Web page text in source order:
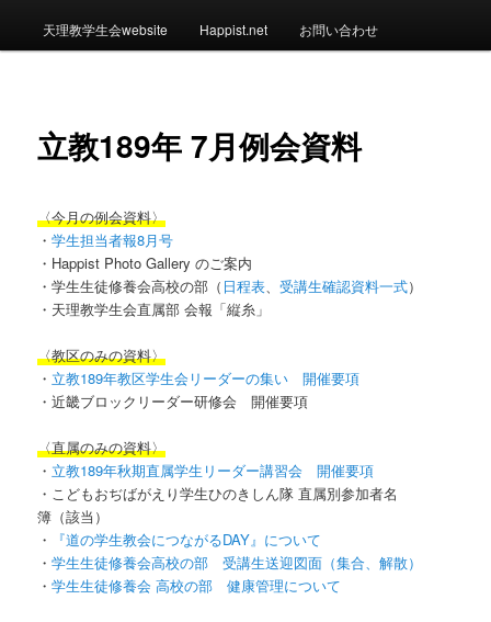
メ
イ
コ
テ
ン
ツ
へ
移
動
天理教学生会website Happist.net お問い合わせ
立教189年 7月例会資料
〈今月の例会資料〉
・学生担当者報8月号
・Happist Photo Gallery のご案内
・学生生徒修養会高校の部（ 日程表 、受講生確認資料一式）
・天理教学生会直属部 会報「縦糸」
〈教区のみの資料〉
・ 立教189年教区学生会リーダーの集い 開催要項
・近畿ブロックリーダー研修会 開催要項
〈直属のみの資料〉
・ 立教189年秋期直属学生リーダー講習会 開催要項
・こどもおぢばがえり学生ひのきしん隊 直属別参加者名
簿（該当）
・
『道の学生教会につながるDAY』について
・学生生徒修養会高校の部 受講生送迎図面（集合、解散）
・学生生徒修養会 高校の部 健康管理について